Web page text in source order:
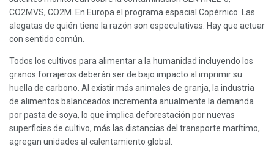
CO2MVS, CO2M. En Europa el programa espacial Copérnico. Las
alegatas de quién tiene la razón son especulativas. Hay que actuar
con sentido común.
Todos los cultivos para alimentar a la humanidad incluyendo los
granos forrajeros deberán ser de bajo impacto al imprimir su
huella de carbono. Al existir más animales de granja, la industria
de alimentos balanceados incrementa anualmente la demanda
por pasta de soya, lo que implica deforestación por nuevas
superficies de cultivo, más las distancias del transporte marítimo,
agregan unidades al calentamiento global.